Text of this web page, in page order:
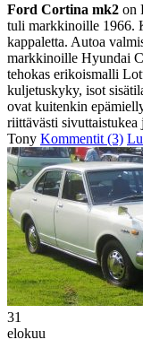
Ford Cortina mk2 on
tuli markkinoille 1966.
kappaletta. Autoa
markkinoille Hyundai
tehokas erikoismalli
kuljetuskyky, isot
ovat kuitenkin
riittävästi
Tony Kommentit (3)
31
elokuu